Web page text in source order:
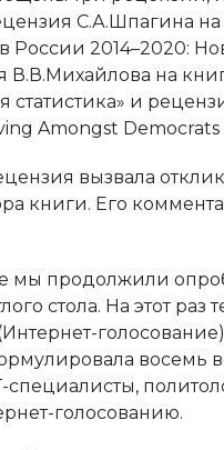
С.А.Шпагина
России 2014–2020:
В.В.Михайлова на
статистика» и
Amongst
вызвала
книги. Его
мы продолжили
стола. На этот
восемь
специалисты,
голосованию.